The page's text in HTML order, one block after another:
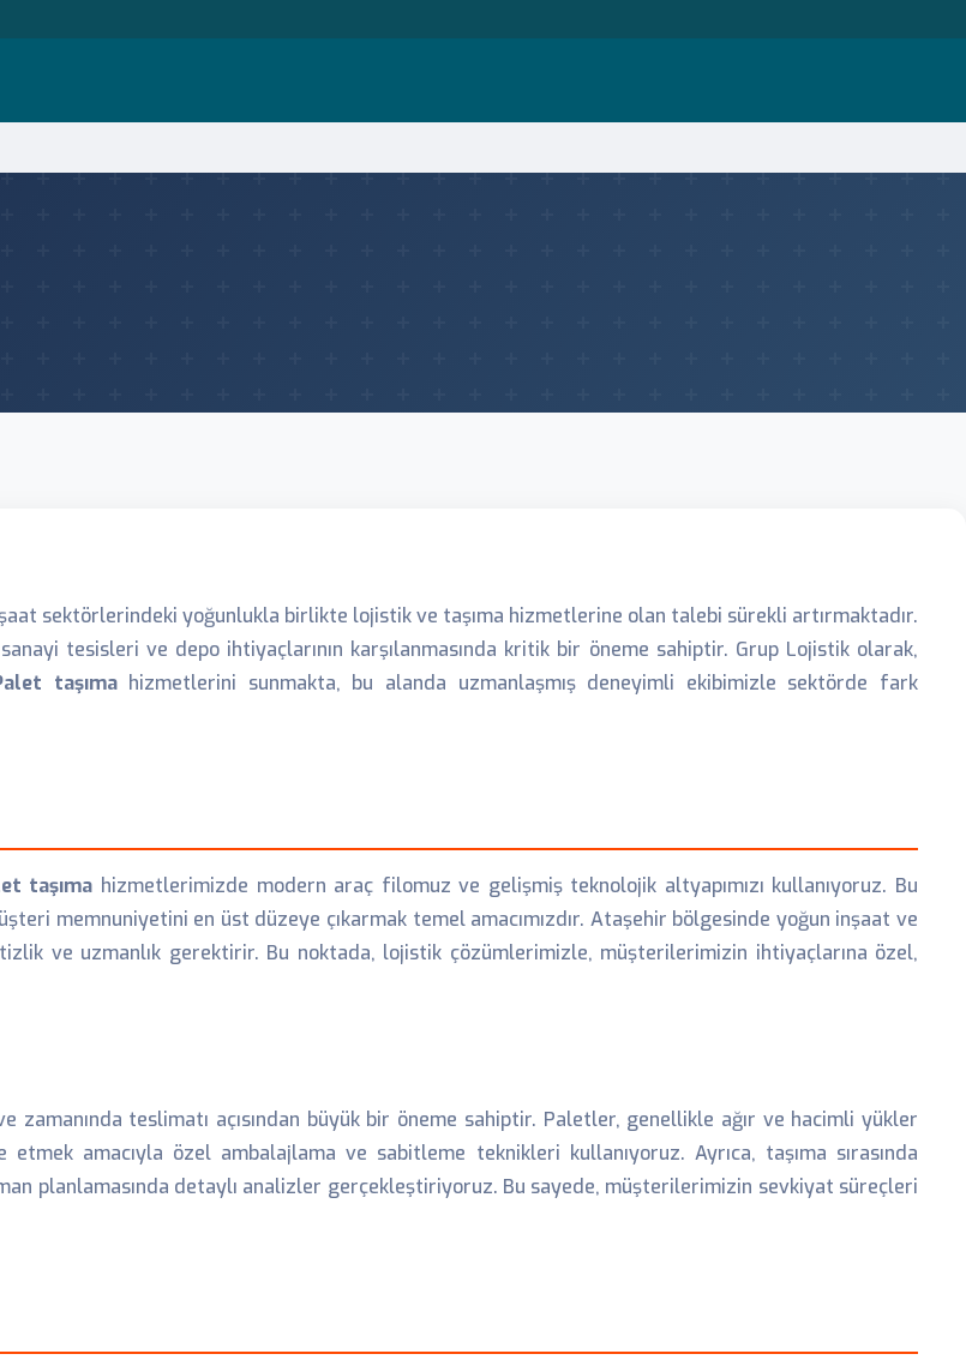
sektörlerindeki yoğunlukla birlikte lojistik ve taşıma hizmetlerine olan talebi sürekli artırmaktadır.
tesisleri ve depo ihtiyaçlarının karşılanmasında kritik bir öneme sahiptir. Grup Lojistik olarak,
taşımahizmetlerini sunmakta, bu alanda uzmanlaşmış deneyimli ekibimizle sektörde fark
taşıma hizmetlerimizde modern araç filomuz ve gelişmiş teknolojik altyapımızı kullanıyoruz. Bu
memnuniyetini en üst düzeye çıkarmak temel amacımızdır. Ataşehir bölgesinde yoğun inşaat ve
ve uzmanlık gerektirir. Bu noktada, lojistik çözümlerimizle, müşterilerimizin ihtiyaçlarına özel,
zamanında teslimatı açısından büyük bir öneme sahiptir. Paletler, genellikle ağır ve hacimli yükler
etmek amacıyla özel ambalajlama ve sabitleme teknikleri kullanıyoruz. Ayrıca, taşıma sırasında
planlamasında detaylı analizler gerçekleştiriyoruz. Bu sayede, müşterilerimizin sevkiyat süreçleri